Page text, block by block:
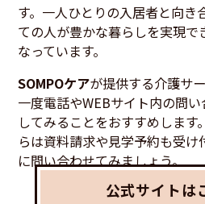
す。一人ひとりの入居者と向き
ての人が豊かな暮らしを実現
なっています。
SOMPOケアが提供する介護サ
一度電話やWEBサイト内の問
してみることをおすすめしま
らは資料請求や見学予約も受
に問い合わせてみましょう。
公式サイトは